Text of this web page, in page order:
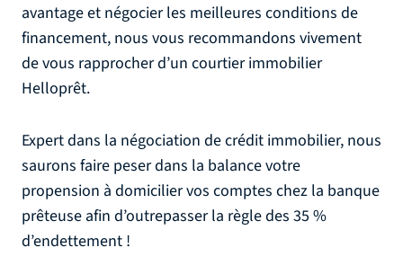
avantage et négocier les meilleures conditions de
financement, nous vous recommandons vivement
de vous rapprocher d’un courtier immobilier
Helloprêt.
Expert dans la négociation de crédit immobilier, nous
saurons faire peser dans la balance votre
propension à domicilier vos comptes chez la banque
prêteuse afin d’outrepasser la règle des 35 %
d’endettement !